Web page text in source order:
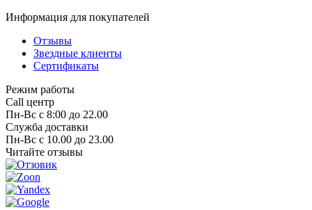
Информация для покупателей
Отзывы
Звездные клиенты
Сертификаты
Режим работы
Call центр
Пн-Вс с 8:00 до 22.00
Служба доставки
Пн-Вс с 10.00 до 23.00
Читайте отзывы